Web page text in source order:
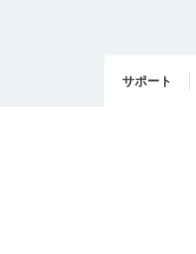
サポート